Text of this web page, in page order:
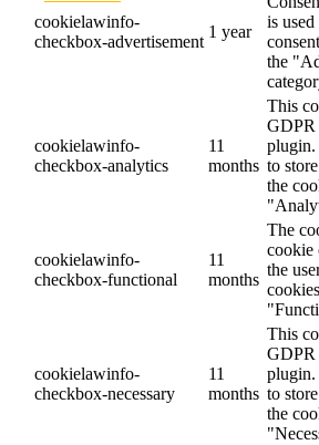
cookielawinfo-
checkbox-advertisement
1 year
is
the
cookielawinfo-
checkbox-analytics
11
months
This
GDPR
plugin.
to
the
cookielawinfo-
checkbox-functional
11
months
The
cookie
the
cookielawinfo-
checkbox-necessary
11
months
This
GDPR
plugin.
to
the